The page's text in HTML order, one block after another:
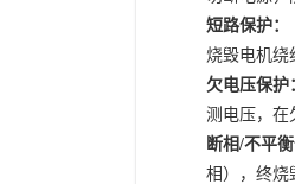
短路保护：
烧毁电机绕
欠电压保护
测电压，在
断相/不平
相），终烧